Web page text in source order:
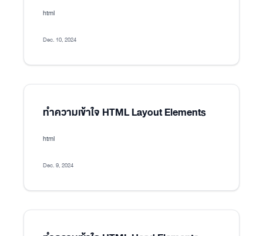
html
Dec. 10, 2024
ทำความเข้าใจ HTML Layout Elements
html
Dec. 9, 2024